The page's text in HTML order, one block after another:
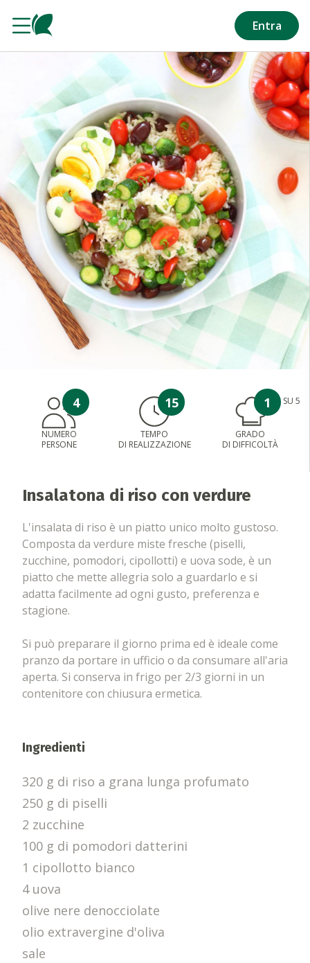
Entra
4
NUMERO
PERSONE
15
TEMPO
DI REALIZZAZIONE
1 SU 5
GRADO
DI DIFFICOLTÀ
Insalatona di riso con verdure
L'insalata di riso è un piatto unico molto gustoso.
Composta da verdure miste fresche (piselli,
zucchine, pomodori, cipollotti) e uova sode, è un
piatto che mette allegria solo a guardarlo e si
adatta facilmente ad ogni gusto, preferenza e
stagione.
Si può preparare il giorno prima ed è ideale come
pranzo da portare in ufficio o da consumare all'aria
aperta. Si conserva in frigo per 2/3 giorni in un
contenitore con chiusura ermetica.
Ingredienti
320 g di riso a grana lunga profumato
250 g di piselli
2 zucchine
100 g di pomodori datterini
1 cipollotto bianco
4 uova
olive nere denocciolate
olio extravergine d'oliva
sale